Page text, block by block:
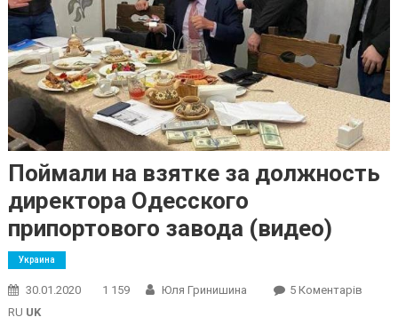
Поймали на взятке за должность
директора Одесского
припортового завода (видео)
Украина
30.01.2020 1 159 Юля Гринишина 5 КоментарівДо
RU UK